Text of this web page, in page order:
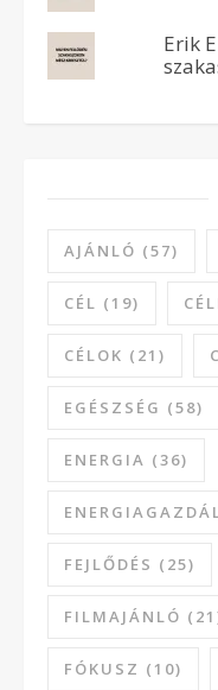
Erik
AJÁNLÓ (57)
CÉL (19)
CÉLOK (21)
EGÉSZSÉG (58)
ENERGIA (36)
FEJLŐDÉS (25)
FILMAJÁNLÓ
FÓKUSZ (10)